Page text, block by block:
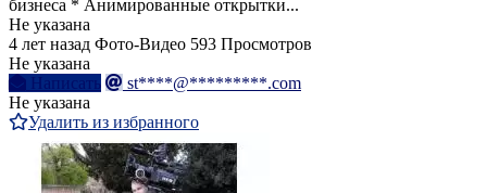
бизнеса * Анимированные открытки...
Не указана
4 лет назад Фото-Видео 593 Просмотров
Не указана
Написать
st****@*********.com
Не указана
Удалить из избранного